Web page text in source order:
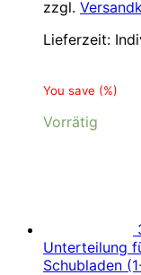
zzgl.
Lieferzeit:
You save (%)
Vorrätig
Unterteilung
Schubladen